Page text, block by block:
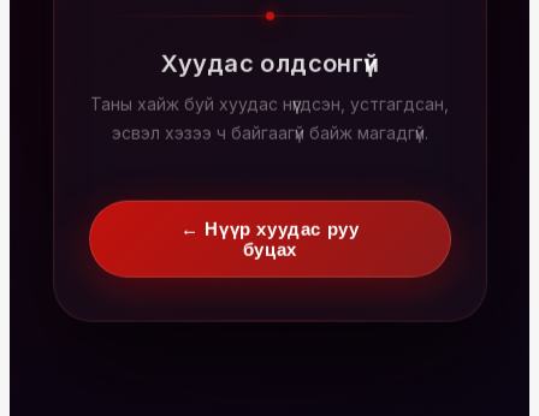
Хуудас олдсонгүй
Таны хайж буй хуудас нүүгдсэн, устгагдсан,
эсвэл хэзээ ч байгаагүй байж магадгүй.
← Нүүр хуудас руу
буцах